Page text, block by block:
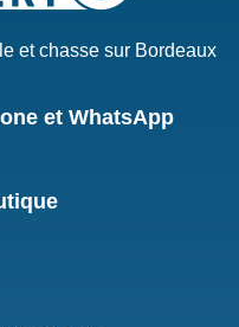
et chasse sur Bordeaux
et WhatsApp